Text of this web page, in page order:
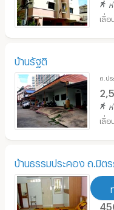
บ้านรัฐติ
ถ.ปร
บ้านธรรมประคอง ถ.มิต
ถ.มิ